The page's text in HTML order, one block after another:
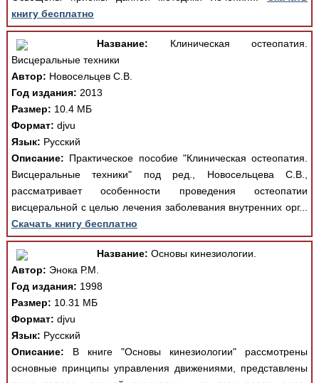
книгу бесплатно
Название: Клиническая остеопатия.
Висцеральные техники
Автор: Новосельцев С.В.
Год издания: 2013
Размер: 10.4 МБ
Формат: djvu
Язык: Русский
Описание: Практическое пособие "Клиническая остеопатия.
Висцеральные техники" под ред., Новосельцева С.В.,
рассматривает особенности проведения остеопатии
висцеральной с целью лечения заболевания внутренних орг...
Скачать книгу бесплатно
Название: Основы кинезиологии.
Автор: Энока Р.М.
Год издания: 1998
Размер: 10.31 МБ
Формат: djvu
Язык: Русский
Описание: В книге "Основы кинезиологии" рассмотрены
основные принципы управления движениями, представлены